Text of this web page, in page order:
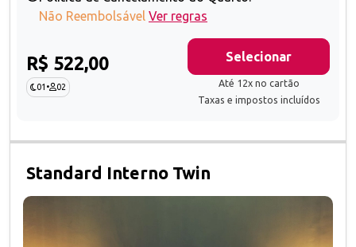
Não Reembolsável Ver regras
R$ 522,00
01 • 02
Selecionar
Até 12x no cartão
Taxas e impostos incluídos
Standard Interno Twin